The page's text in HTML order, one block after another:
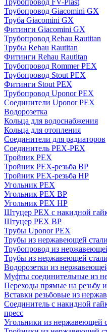
Трубопровод Giacomini GX
Труба Giacomini GX
Фитинги Giacomini GX
Трубопровод Rehau Rautitan
Трубы Rehau Rautitan
Фитинги Rehau Rautitan
Трубопровод Rommer PEX
Трубопровод Stout PEX
Фитинги Stout PEX
Трубопровод Uponor PEX
Соединители Uponor PEX
Водорозетка
Кольца для водоснабжения
Кольца для отопления
Соединители для радиаторов
Соединитель PEX-PEX
Тройник PEX
Тройник PEX-резьба ВР
Тройник PEX-резьба НР
Угольник PEX
Угольник PEX ВР
Угольник PEX НР
Штуцер PEX c накидной
Штуцер PEX ВР
Трубы Uponor PEX
Трубы из нержавеющей
Трубопровод из
Трубы из нержавеющей
Водорозетки из
Муфты соединительные из
Переходы прямые на резьбу
Вставки резьбовые из
Соединитель с накидной
пресс
Угольники из нержавеющей